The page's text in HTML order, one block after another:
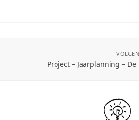
Project – Jaarplanning –